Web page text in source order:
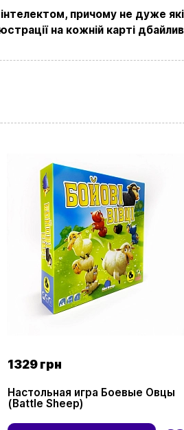
інтелектом, причому не
на кожній карті
1329 грн
Настольная игра Боевые Овцы
(Battle Sheep)